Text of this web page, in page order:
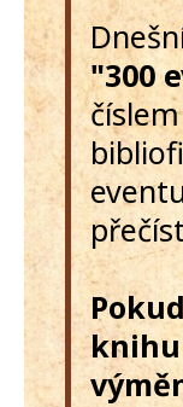
"300
knihu